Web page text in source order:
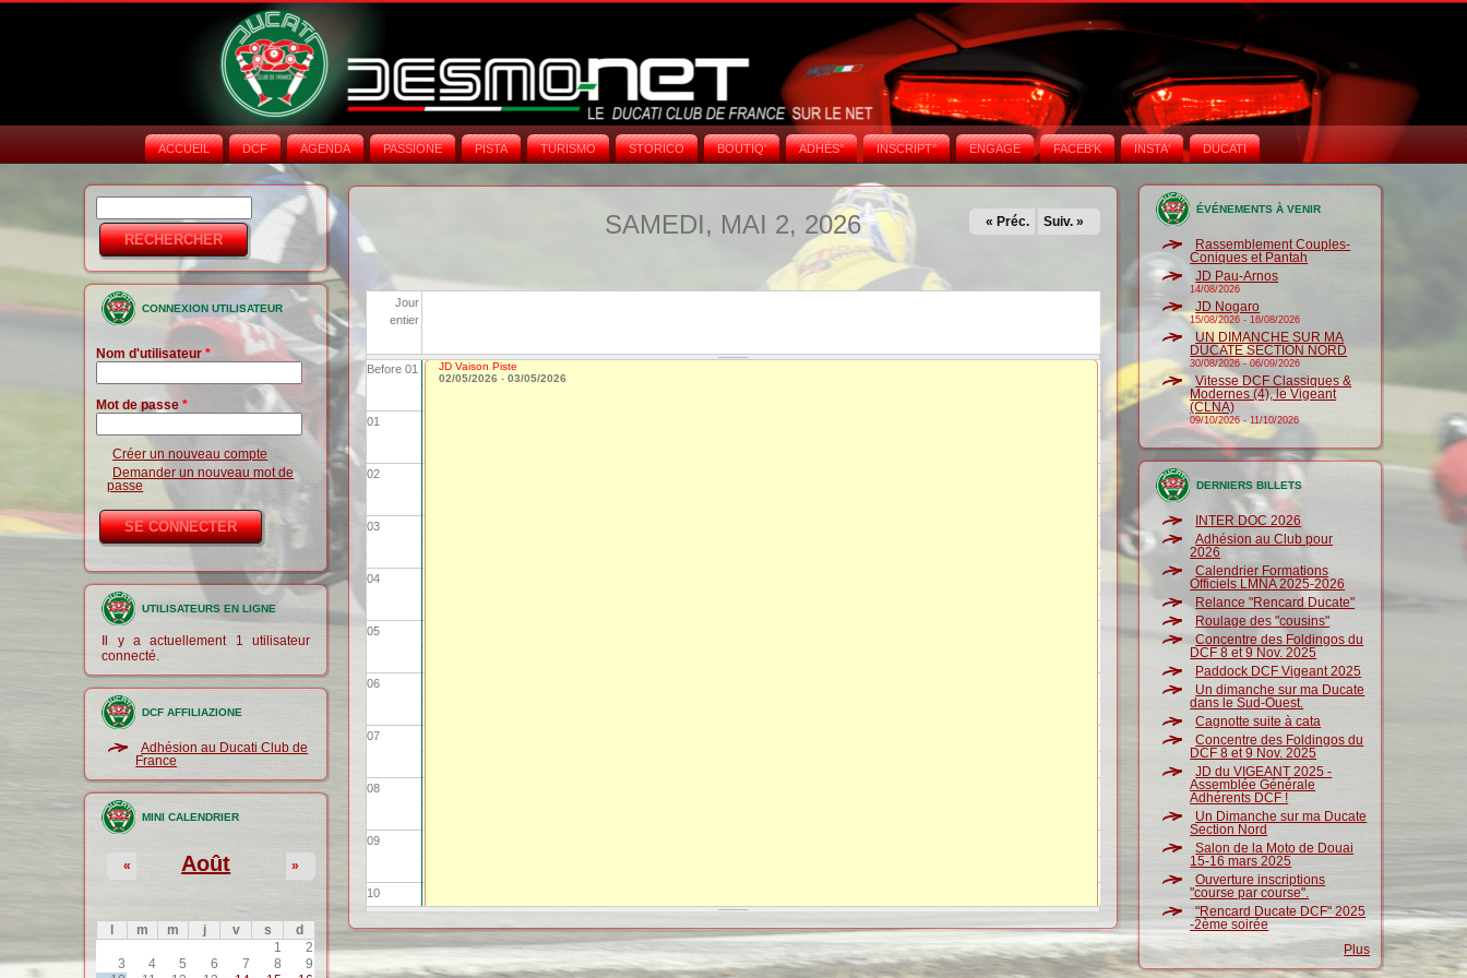
ACCUEIL DCF AGENDA PASSIONE PISTA TURISMO STORICO BOUTIQ' ADHÉS° INSCRIPT° ENGAGE FACEB'K INSTA‘ DUCATI
Formulaire de
recherche
CONNEXION UTILISATEUR
Nom d'utilisateur*
Mot de passe*
Créer un nouveau compte
Demander un nouveau mot de
passe
UTILISATEURS EN LIGNE
Il y a actuellement 1 utilisateur
connecté.
DCF AFFILIAZIONE
Adhésion au Ducati Club de
France
MINI CALENDRIER
Août
« »
m m j v s
d
1
2
3
4 5 6 7 8
9
SAMEDI, MAI 2, 2026 « Préc. Suiv. »
Jour
entier
Before 01
01
02
03
04
05
06
07
08
09
10
JD Vaison Piste
02/05/2026 -03/05/2026
ÉVÉNEMENTS À VENIR
Rassemblement Couples-
Coniques et Pantah
JD Pau-Arnos
14/08/2026
JD Nogaro
15/08/2026 -16/08/2026
UN DIMANCHE SUR MA
DUCATE SECTION NORD
30/08/2026-06/09/2026
Vitesse DCF Classiques &
Modernes (4), le Vigeant
(CLNA)
09/10/2026-11/10/2026
DERNIERS BILLETS
INTER DOC 2026
Adhésion au Club pour
2026
Calendrier Formations
Officiels LMNA 2025-2026
Relance "Rencard Ducate"
Roulage des "cousins"
Concentre des Foldingos du
DCF 8 et 9 Nov. 2025
Paddock DCF Vigeant 2025
Un dimanche sur ma Ducate
dans le Sud-Ouest.
Cagnotte suite à cata
Concentre des Foldingos du
DCF 8 et 9 Nov. 2025
JD du VIGEANT 2025 -
Assemblée Générale
Adhérents DCF !
Un Dimanche sur ma Ducate
Section Nord
Salon de la Moto de Douai
15-16 mars 2025
Ouverture inscriptions
"course par course".
"Rencard Ducate DCF" 2025
-2ème soirée
Plus